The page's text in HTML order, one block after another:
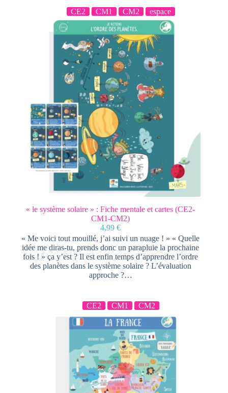
CE2 CM1 CM2 espace
« le système solaire » : Fiche mentale et cartes (CE2-
CM1-CM2)
4,99€
« Me voici tout mouillé, j’ai suivi un nuage ! » « Quelle
idée me diras-tu, prends donc un parapluie la prochaine
fois ! » ça y’est ? Il est enfin temps d’apprendre l’ordre
des planètes dans le système solaire ? L’évaluation
approche ?…
CE2 CM1 CM2